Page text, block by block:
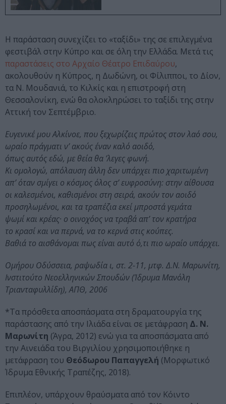
Η παράσταση συνεχίζει το «ταξίδι» της σε επιλεγμένα
φεστιβάλ στην Κύπρο και σε όλη την Ελλάδα. Μετά τις
παραστάσεις στο Αρχαίο Θέατρο Επιδαύρου,
ακολουθούν η Κύπρος, η Δωδώνη, οι Φίλιπποι, το Δίον,
τα Ν. Μουδανιά, το Κιλκίς και η επιστροφή στη
Θεσσαλονίκη, ενώ θα ολοκληρώσει το ταξίδι της στην
Αττική τον Σεπτέμβριο.
Ευγενικέ μου Αλκίνοε, που ξεχωρίζεις πρώτος στον λαό σου,
ωραίο πράγματι ν’ ακούς έναν καλό αοιδό,
όπως αυτός εδώ, με θεία θα ’λεγες φωνή.
Κι ομολογώ, απόλαυση άλλη δεν υπάρχει πιο χαριτωμένη
απ’ όταν σμίγει ο κόσμος όλος σ’ ευφροσύνη: στην αίθουσα
οι καλεσμένοι, καθισμένοι στη σειρά, ακούν τον αοιδό
προσηλωμένοι, και τα τραπέζια εκεί μπροστά γεμάτα
ψωμί και κρέας· ο οινοχόος να τραβά απ’ τον κρατήρα
το κρασί και να περνά, να το κερνά στις κούπες.
Βαθιά το αισθάνομαι πως είναι αυτό ό,τι πιο ωραίο υπάρχει.
Ομήρου Οδύσσεια, ραψωδία ι, στ. 2-11, μτφ. Δ.Ν. Μαρωνίτη,
Ινστιτούτο Νεοελληνικών Σπουδών (Ίδρυμα Μανόλη
Τριανταφυλλίδη), ΑΠΘ, 2006
*Τα πρόσθετα αποσπάσματα στη δραματουργία της
παράστασης από την Ιλιάδα είναι σε μετάφραση Δ. Ν.
Μαρωνίτη (Άγρα, 2012) ενώ για τα αποσπάσματα από
την Αινειάδα του Βιργιλίου χρησιμοποιήθηκε η
μετάφραση του Θεόδωρου Παπαγγελή (Μορφωτικό
Ίδρυμα Εθνικής Τραπέζης, 2018).
Επιπλέον, υπάρχουν θραύσματα από τον Κόιντο